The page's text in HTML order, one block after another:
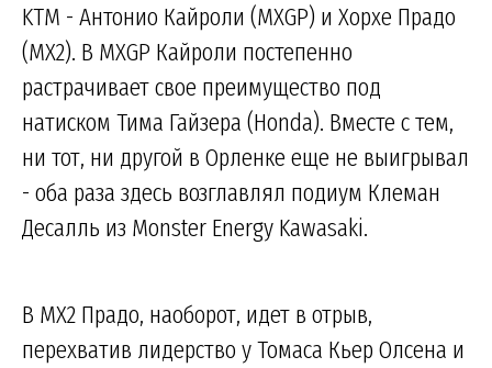
KTM - Антонио Кайроли (MXGP) и Хорхе Прадо
(MX2). В MXGP Кайроли постепенно
растрачивает свое преимущество под
натиском Тима Гайзера (Honda). Вместе с тем,
ни тот, ни другой в Орленке еще не выигрывал
- оба раза здесь возглавлял подиум Клеман
Десалль из Monster Energy Kawasaki.
В MX2 Прадо, наоборот, идет в отрыв,
перехватив лидерство у Томаса Кьер Олсена и